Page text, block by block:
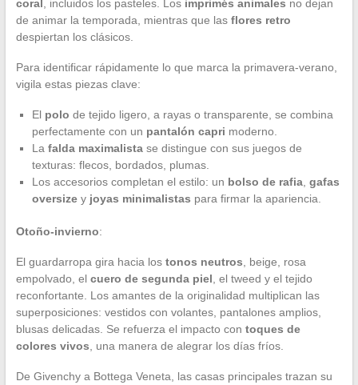
coral , incluidos los pasteles. Los imprimés animales no dejan
de animar la temporada, mientras que las flores retro
despiertan los clásicos.
Para identificar rápidamente lo que marca la primavera-verano,
vigila estas piezas clave:
El polo de tejido ligero, a rayas o transparente, se combina
perfectamente con un pantalón capri moderno.
La falda maximalistase distingue con sus juegos de
texturas: flecos, bordados, plumas.
Los accesorios completan el estilo: un bolso de rafia, gafas
oversizey joyas minimalistas para firmar la apariencia.
Otoño-invierno:
El guardarropa gira hacia los tonos neutros , beige, rosa
empolvado, el cuero de segunda piel , el tweed y el tejido
reconfortante. Los amantes de la originalidad multiplican las
superposiciones: vestidos con volantes, pantalones amplios,
blusas delicadas. Se refuerza el impacto con toques de
colores vivos , una manera de alegrar los días fríos.
De Givenchy a Bottega Veneta, las casas principales trazan su